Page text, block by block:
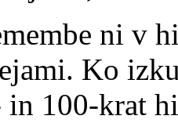
ni v
Ko
in 100-krat